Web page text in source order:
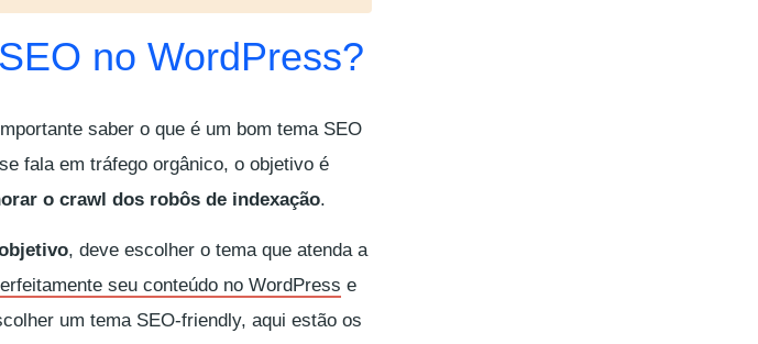
no WordPress?
saber o que é um bom tema SEO
fala em tráfego orgânico, o objetivo é
o crawl dos robôs de indexação.
, deve escolher o tema que atenda a
seu conteúdo no WordPress e
um tema SEO-friendly, aqui estão os